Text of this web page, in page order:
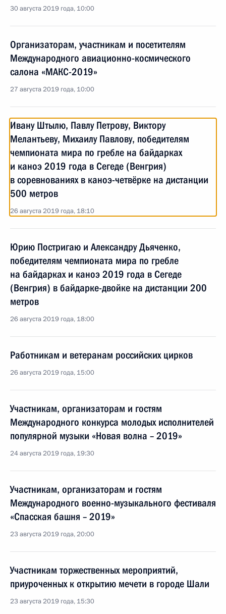
30 августа 2019 года, 10:00
Организаторам, участникам и посетителям
Международного авиационно-космического
салона «МАКС-2019»
27 августа 2019 года, 10:00
Ивану Штылю, Павлу Петрову, Виктору
Мелантьеву, Михаилу Павлову, победителям
чемпионата мира по гребле на байдарках
и каноэ 2019 года в Сегеде (Венгрия)
в соревнованиях в каноэ-четвёрке на дистанции
500 метров
26 августа 2019 года, 18:10
Юрию Постригаю и Александру Дьяченко,
победителям чемпионата мира по гребле
на байдарках и каноэ 2019 года в Сегеде
(Венгрия) в байдарке-двойке на дистанции 200
метров
26 августа 2019 года, 18:00
Работникам и ветеранам российских цирков
26 августа 2019 года, 15:00
Участникам, организаторам и гостям
Международного конкурса молодых исполнителей
популярной музыки «Новая волна – 2019»
24 августа 2019 года, 19:30
Участникам, организаторам и гостям
Международного военно-музыкального фестиваля
«Спасская башня – 2019»
23 августа 2019 года, 20:00
Участникам торжественных мероприятий,
приуроченных к открытию мечети в городе Шали
23 августа 2019 года, 15:30